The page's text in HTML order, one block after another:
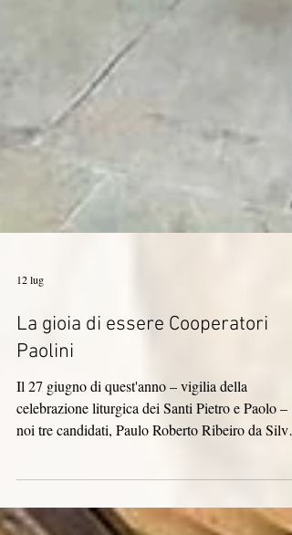
12 lug
La gioia di essere Cooperatori
Paolini
celebrazione liturgica dei Santi Pietro e Paolo –
Doraci Pereira da Fonseca Silva e Maria